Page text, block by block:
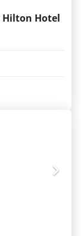
Hilton Hotel